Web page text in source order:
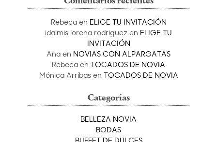
Rebecaen ELIGE TU INVITACIÓN
idalmis lorena rodriguez en ELIGE TU
INVITACIÓN
Ana en NOVIAS CON ALPARGATAS
Rebeca en TOCADOS DE NOVIA
Mónica Arribasen TOCADOS DE NOVIA
Categorías
BELLEZA NOVIA
BODAS